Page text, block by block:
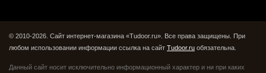
© 2010-2026. Сайт интернет-магазина «Tudoor.ru». Все права защищены. При
любом использовании информации ссылка на сайт Tudoor.ru обязательна.
Данный сайт носит исключительно информационный характер и ни при каких